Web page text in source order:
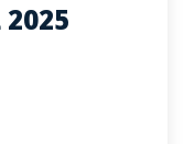
2025